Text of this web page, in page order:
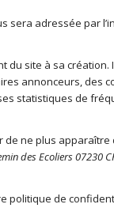
sera adressée par
du site à sa
annonceurs, des
statistiques de
ne plus
des Ecoliers 07230
politique de